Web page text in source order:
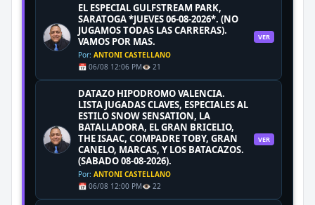
EL ESPECIAL GULFSTREAM PARK,
SARATOGA *JUEVES 06-08-2026*. (NO
JUGAMOS TODAS LAS CARRERAS).
VAMOS POR MAS.
Por: ANTONI CASTELLANO
📅 06/08 12:06 PM👁️ 21
VER
DATAZO HIPODROMO VALENCIA.
LISTA JUGADAS CLAVES, ESPECIALES AL
ESTILO SNOW SENSATION, LA
BATALLADORA, EL GRAN BRICELIO,
THE ISAAC, COMPADRE TOBY, GRAN
CANELO, MARCAS, Y LOS BATACAZOS.
(SABADO 08-08-2026).
Por: ANTONI CASTELLANO
📅 06/08 12:00 PM👁️ 22
VER